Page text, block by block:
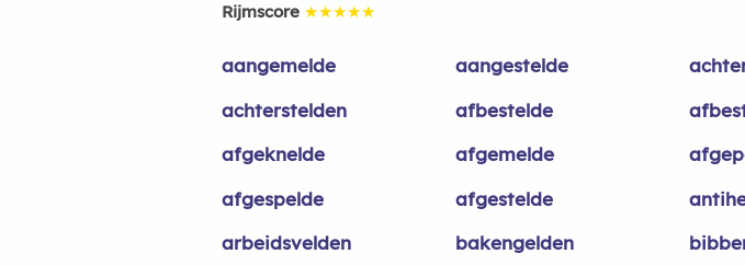
Rijmscore ★★★★★
aangemelde aangestelde
achterstelden
afbestelde
afgeknelde
afgemelde
afgespelde
afgestelde
arbeidsvelden
bakengelden